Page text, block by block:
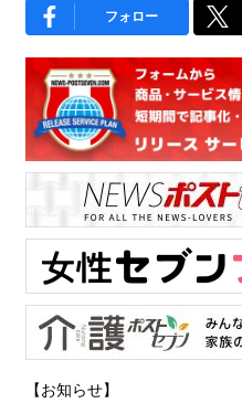
フォロー
【お知らせ】